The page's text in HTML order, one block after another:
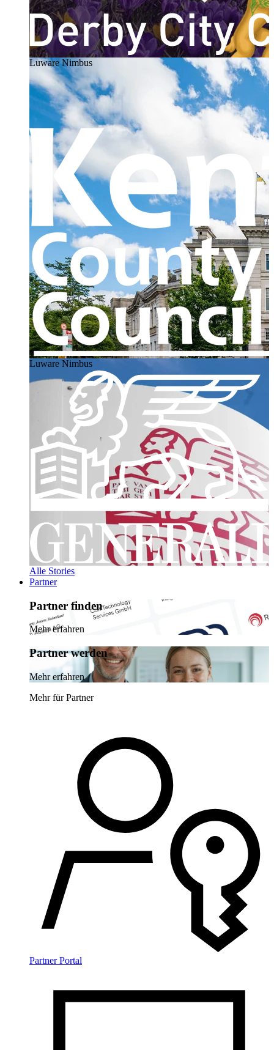
Luware Nimbus
Luware Nimbus
Alle Stories
Partner
Partner finden
Mehr erfahren
Partner werden
Mehr erfahren
Mehr für Partner
Partner Portal